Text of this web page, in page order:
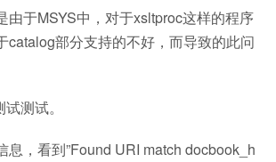
由于MSYS中，对于xsltproc这样的程序
catalog部分支持的不好，而导致的此问
测试。
息，看到”Found URI match docbook_h